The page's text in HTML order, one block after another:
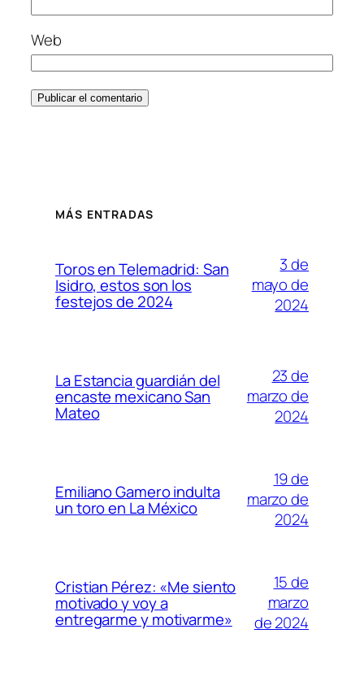
Web
MÁS ENTRADAS
Toros en Telemadrid: San
Isidro, estos son los
festejos de 2024
3 de
mayo de
2024
La Estancia guardián del
encaste mexicano San
Mateo
23 de
marzo de
2024
Emiliano Gamero indulta
un toro en La México
19 de
marzo de
2024
Cristian Pérez: «Me siento
motivado y voy a
entregarme y motivarme»
15 de
marzo
de 2024